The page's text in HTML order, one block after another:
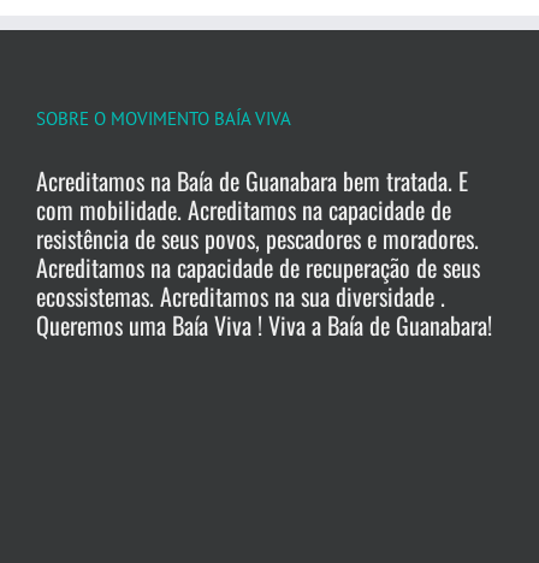
SOBRE O MOVIMENTO BAÍA VIVA
Acreditamos na Baía de Guanabara bem tratada. E
com mobilidade. Acreditamos na capacidade de
resistência de seus povos, pescadores e moradores.
Acreditamos na capacidade de recuperação de seus
ecossistemas. Acreditamos na sua diversidade .
Queremos uma Baía Viva ! Viva a Baía de Guanabara!